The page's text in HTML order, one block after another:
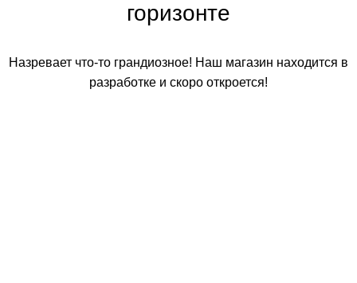
горизонте
Назревает что-то грандиозное! Наш магазин находится в
разработке и скоро откроется!